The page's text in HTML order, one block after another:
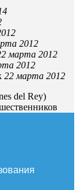
2012
марта 2012
2012
22 марта 2012
del Rey)